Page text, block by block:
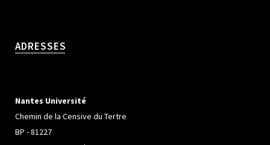
ADRESSES
Nantes Université
Chemin de la Censive du Tertre
BP - 81227